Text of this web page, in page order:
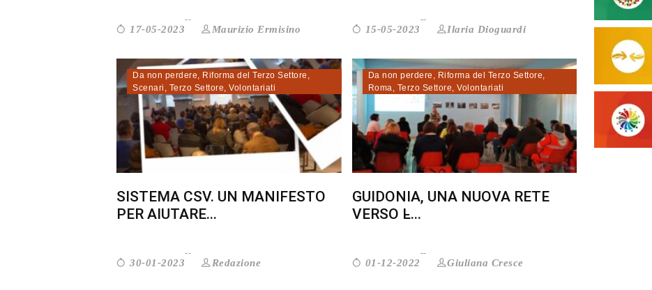
17-05-2023 Maurizio Ermisino 15-05-2023 Ilaria Dioguardi
Da non perdere, Riforma del Terzo Settore ,
Scenari , Terzo Settore, Volontariati
SISTEMA CSV. UN MANIFESTO
PER AIUTARE...
30-01-2023 Redazione
Da non perdere , Riforma del Terzo Settore,
Roma, Terzo Settore, Volontariati
GUIDONIA, UNA NUOVA RETE
VERSO L̵...
01-12-2022 Giuliana Cresce